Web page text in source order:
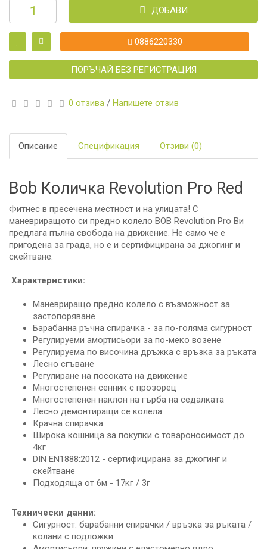
ДОБАВИ
0886220330
ПОРЪЧАЙ БЕЗ РЕГИСТРАЦИЯ
0 отзива / Напишете отзив
Описание Спецификация Отзиви (0)
Bob Количка Revolution Pro Red
Фитнес в пресечена местност и на улицата! С
маневриращото си предно колело BOB Revolution Pro Ви
предлага пълна свобода на движение. Не само че е
пригодена за града, но е и сертифицирана за джогинг и
скейтване.
Характеристики:
Маневриращо предно колело с възможност за
застопоряване
Барабанна ръчна спирачка - за по-голяма сигурност
Регулируеми амортисьори за по-меко возене
Регулируема по височина дръжка с връзка за ръката
Лесно сгъване
Регулиране на посоката на движение
Многостепенен сенник с прозорец
Многостепенен наклон на гърба на седалката
Лесно демонтиращи се колела
Крачна спирачка
Широка кошница за покупки с товароносимост до
4кг
DIN EN1888:2012 - сертифицирана за джогинг и
скейтване
Подходяща от 6м - 17кг / 3г
Технически данни:
Сигурност: барабанни спирачки / връзка за ръката /
колани с подложки